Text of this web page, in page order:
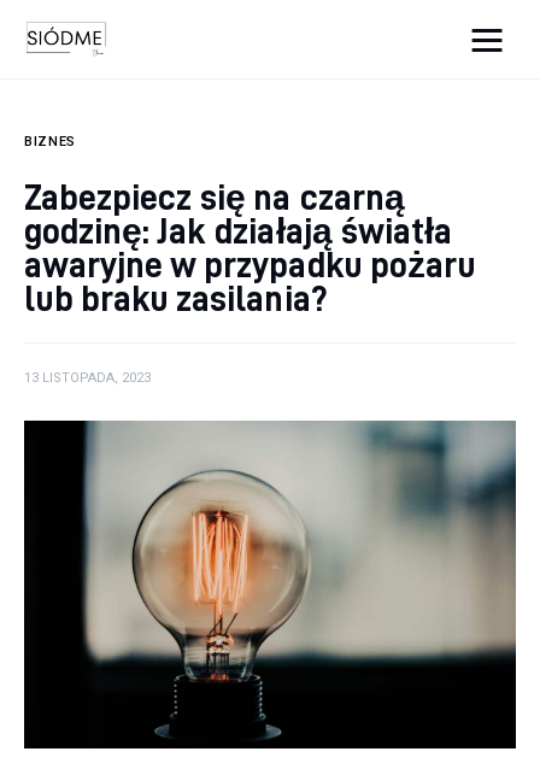
Uroda
Edukacja
BIZNES
Zabezpiecz się na czarną
godzinę: Jak działają światła
awaryjne w przypadku pożaru
lub braku zasilania?
13 LISTOPADA, 2023